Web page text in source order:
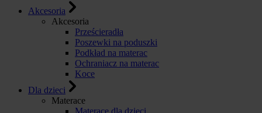
Akcesoria
Akcesoria
Prześcieradła
Poszewki na poduszki
Podkład na materac
Ochraniacz na materac
Koce
Dla dzieci
Materace
Materace dla dzieci